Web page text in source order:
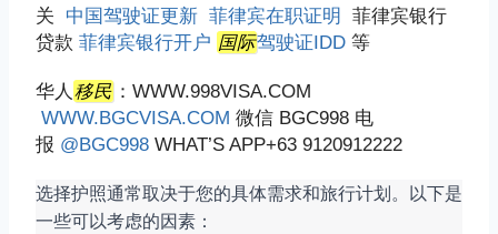
关 中国驾驶证更新 菲律宾在职证明
菲律宾银行
贷款 菲律宾银行开户 国际驾驶证IDD 等
华人 移民 ：WWW.998VISA.COM
WWW.BGCVISA.COM 微信 BGC998 电
报 @BGC998 WHAT’S APP+63 9120912222
选择护照通常取决于您的具体需求和旅行计划。以下是
一些可以考虑的因素：